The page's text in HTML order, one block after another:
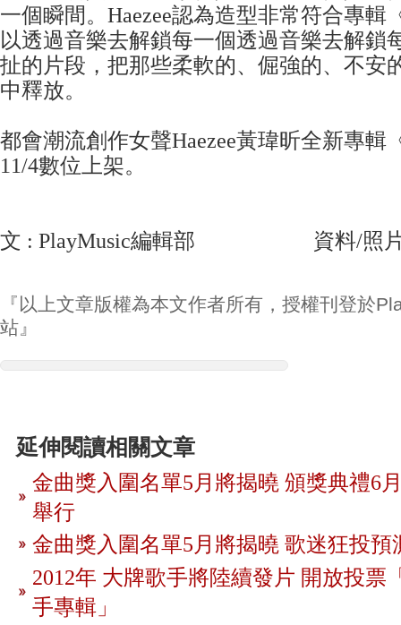
一個瞬間。Haezee認為造型非常符合專輯
以透過音樂去解鎖每一個透過音樂去解鎖
扯的片段，把那些柔軟的、倔強的、不安
中釋放。
都會潮流創作女聲Haezee黃瑋昕全新專輯
11/4數位上架。
文 : PlayMusic編輯部 資料/照片
『以上文章版權為本文作者所有，授權刊登於
站』
延伸閱讀相關文章
金曲獎入圍名單5月將揭曉 頒獎典禮6
舉行
金曲獎入圍名單5月將揭曉 歌迷狂投預
2012年 大牌歌手將陸續發片 開放投票
手專輯」